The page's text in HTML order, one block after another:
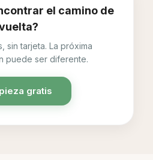
el camino de
sin tarjeta. La próxima
puede ser diferente.
gratis